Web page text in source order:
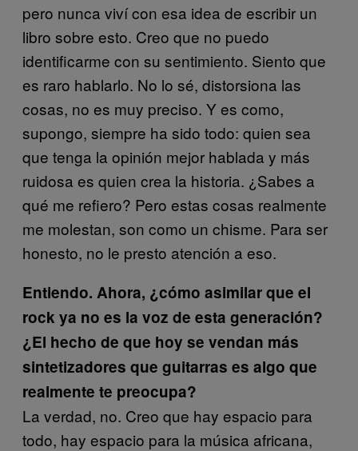
pero nunca viví con esa idea de escribir un
libro sobre esto. Creo que no puedo
identificarme con su sentimiento. Siento que
es raro hablarlo. No lo sé, distorsiona las
cosas, no es muy preciso. Y es como,
supongo, siempre ha sido todo: quien sea
que tenga la opinión mejor hablada y más
ruidosa es quien crea la historia. ¿Sabes a
qué me refiero? Pero estas cosas realmente
me molestan, son como un chisme. Para ser
honesto, no le presto atención a eso.
Entiendo. Ahora, ¿cómo asimilar que el
rock ya no es la voz de esta generación?
¿El hecho de que hoy se vendan más
sintetizadores que guitarras es algo que
realmente te preocupa?
La verdad, no. Creo que hay espacio para
todo, hay espacio para la música africana,